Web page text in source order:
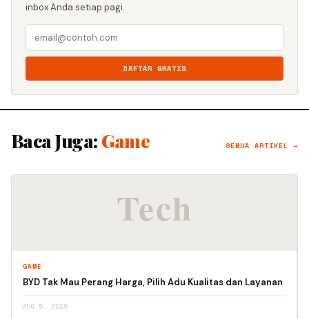
inbox Anda setiap pagi.
DAFTAR GRATIS
Baca Juga: Game SEMUA ARTIKEL →
GAME
BYD Tak Mau Perang Harga, Pilih Adu Kualitas dan Layanan
AUG 5, 2026